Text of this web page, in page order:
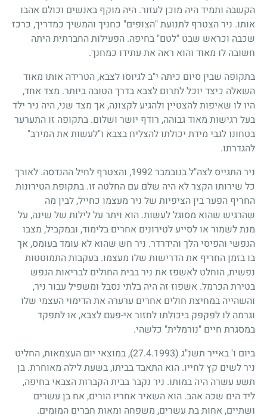
הקשבה ותמיד היה מוכן לעזור. היה מוקף באנשים וכולם אהבו
אותו. ניר הצטרף לתנועת "הצופים" כחניך והמשיך כמדריך, כרכז
שכבה וכראש שבט "לטם" בחיפה. הפעילות החברתית היתה
חשובה לו מאוד והוא ראה את עתידו כמחנך.
בתקופה שבין סיום כיתה י"ב לגיוסו לצבא, הטרידה אותו מאוד
השאלה כיצד יוכל לתרום לצבא בדרך הטובה ביותר. מצד אחד,
היו לו שאיפות להצטיין ולהגיע לקצונה, אך מצד שני, היה ניר ילד
בעל רגישות מאוד גבוהה, רודף יושר ושלום. בתקופה זו התערער
בטחונו לגבי מידת יכולתו להצליח בצבא ו"לעשות את המירב"
להגדרתו.
ניר התגייס לצה"ל בנובמבר1992, והצטרף לחיל ההנדסה. לאורך
כל שירותו הקצר לא היה שלם עם החלטה זו. בתקופת הטירונות
החריף הפער בין הציפיות של ניר מעצמו כחייל, לבין מה
שהרגיש שהוא מסוגל לעשות. הוא ויתר על לילות של שינה, על
מנת לשמור או לסייע לטירונים אחרים בלימוד, ובמקביל, מצבו
הנפשי והפיסי הלך והידרדר. ניר חש שהוא לא עומד בעומס, אך
בו בזמן החריף את הדרישות שלו מעצמו. בעקבות התמוטטות
נפשית, הוחלט לאשפז את ניר בבית החולים לבריאות הנפש
בטירת הכרמל. אשפוז זה היה בלתי נסבל ומשפיל עבור ניר,
והשהייה במחיצת חולים אחרים ערערה את הדימוי העצמי שלו
וגרמה לו לפקפק ביכולתו לחזור אי-פעם לצבא, או לתפקד
במסגרת חיים "נורמלית" כלשהי.
ביום ו' באייר תשנ"ג (27.4.1993)
, במוצאי יום העצמאות, החליט
ניר לשים קץ לחייו. הוא התאבד בביתו, בשעת לילה מאוחרת. בן
תשע עשרה היה במותו. ניר נקבר בבית הקברות הצבאי בחיפה,
ליד הים שכה אהב. הוא השאיר אחריו הורים, אח בן עשרים
ושתיים, אחות בת עשרים, משפחה ומאות חברים המומים.